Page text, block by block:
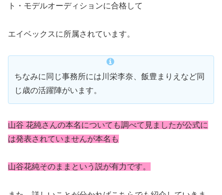
ト・モデルオーディションに合格して
エイベックスに所属されています。
ちなみに同じ事務所には川栄李奈、飯豊まりえなど同
じ歳の活躍陣がいます。
山谷 花純さんの本名についても調べて見ましたが公式に
は発表されていませんが本名も
山谷花純そのままという説が有力です。